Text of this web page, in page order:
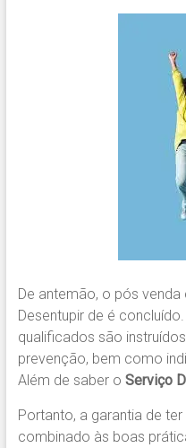
De antemão, o pós
Desentupir de é
qualificados são
prevenção, bem como
Além de saber o Serviço
Portanto, a garantia de
combinado às boas